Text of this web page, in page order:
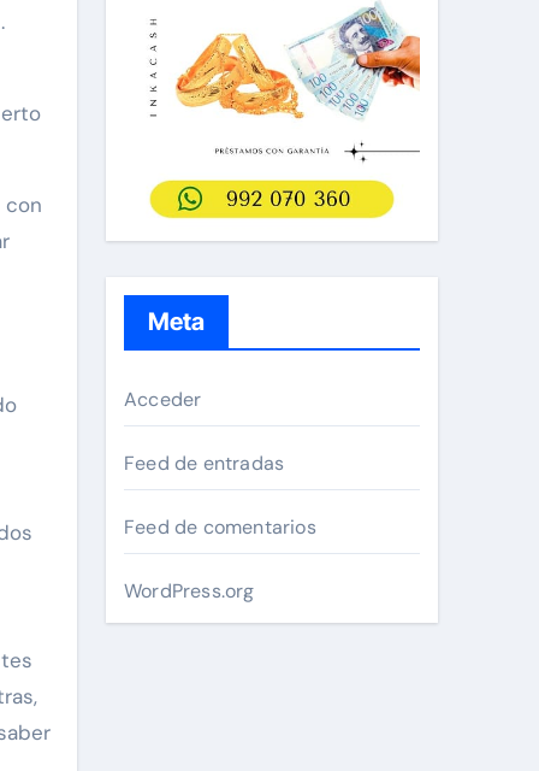
con
Meta
Acceder
Feed de entradas
Feed de comentarios
WordPress.org